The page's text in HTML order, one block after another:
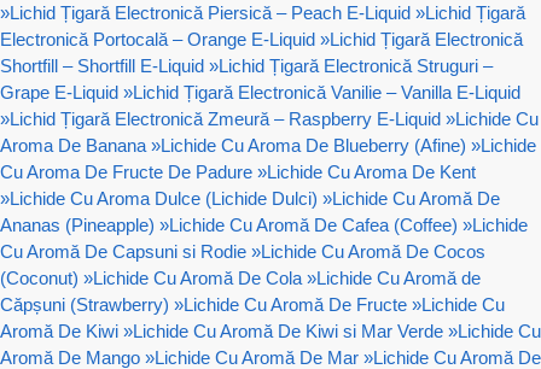
»Lichid Țigară Electronică Piersică – Peach E-Liquid »Lichid Țigară
Electronică Portocală – Orange E-Liquid »Lichid Țigară Electronică
Shortfill – Shortfill E-Liquid »Lichid Țigară Electronică Struguri –
Grape E-Liquid »Lichid Țigară Electronică Vanilie – Vanilla E-Liquid
»Lichid Țigară Electronică Zmeură – Raspberry E-Liquid »Lichide Cu
Aroma De Banana »Lichide Cu Aroma De Blueberry (Afine) »Lichide
Cu Aroma De Fructe De Padure »Lichide Cu Aroma De Kent
»Lichide Cu Aroma Dulce (Lichide Dulci) »Lichide Cu Aromă De
Ananas (Pineapple) »Lichide Cu Aromă De Cafea (Coffee) »Lichide
Cu Aromă De Capsuni si Rodie »Lichide Cu Aromă De Cocos
(Coconut) »Lichide Cu Aromă De Cola »Lichide Cu Aromă de
Căpșuni (Strawberry) »Lichide Cu Aromă De Fructe »Lichide Cu
Aromă De Kiwi »Lichide Cu Aromă De Kiwi si Mar Verde »Lichide Cu
Aromă De Mango »Lichide Cu Aromă De Mar »Lichide Cu Aromă De